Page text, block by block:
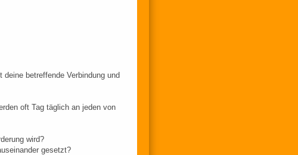
betreffende Verbindung und
oft Tag täglich an jeden von
wird?
gesetzt?